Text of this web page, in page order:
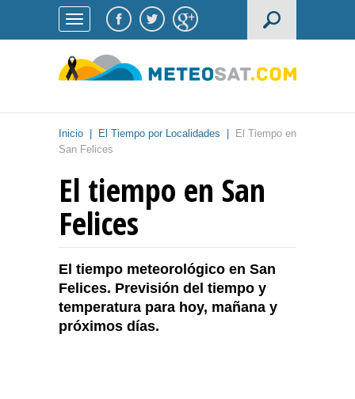
Inicio El Tiempo por Localidades
El Tiempo en
San Felices
El tiempo en San
Felices
El tiempo meteorológico en San
Felices. Previsión del tiempo y
temperatura para hoy, mañana y
próximos días.